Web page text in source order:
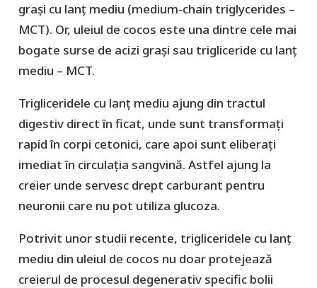
grași cu lanț mediu (medium-chain triglycerides –
MCT). Or, uleiul de cocos este una dintre cele mai
bogate surse de acizi grași sau trigliceride cu lanț
mediu – MCT.
Trigliceridele cu lanț mediu ajung din tractul
digestiv direct în ficat, unde sunt transformați
rapid în corpi cetonici, care apoi sunt eliberați
imediat în circulația sangvină. Astfel ajung la
creier unde servesc drept carburant pentru
neuronii care nu pot utiliza glucoza.
Potrivit unor studii recente, trigliceridele cu lanț
mediu din uleiul de cocos nu doar protejează
creierul de procesul degenerativ specific bolii